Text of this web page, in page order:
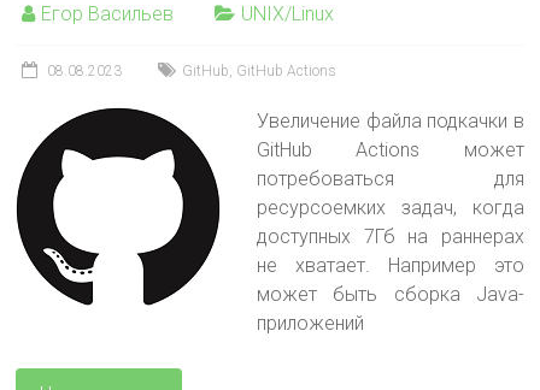
Егор Васильев UNIX/Linux
08.08.2023 GitHub, GitHub Actions
Увеличение файла подкачки в
GitHub Actions может
потребоваться для
ресурсоемких задач, когда
доступных 7Гб на раннерах
не хватает. Например это
может быть сборка Java-
приложений